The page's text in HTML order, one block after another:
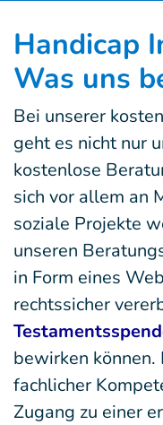
Handicap
Was uns
Bei unserer
geht es nicht nur
kostenlose
sich vor allem an
soziale Projekte
unseren
in Form eines
rechtssicher
bewirken
fachlicher
Zugang zu einer